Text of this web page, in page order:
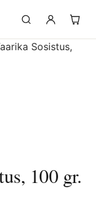
Sosistus,
100 gr.